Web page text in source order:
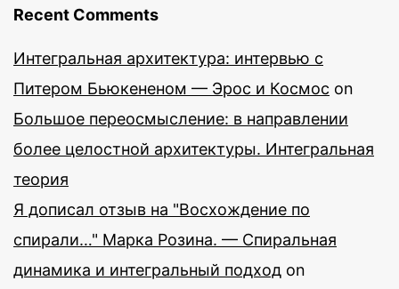
Recent Comments
Интегральная архитектура: интервью с
Питером Бьюкененом — Эрос и Космос on
Большое переосмысление: в направлении
более целостной архитектуры. Интегральная
теория
Я дописал отзыв на "Восхождение по
спирали…" Марка Розина. — Спиральная
динамика и интегральный подход on